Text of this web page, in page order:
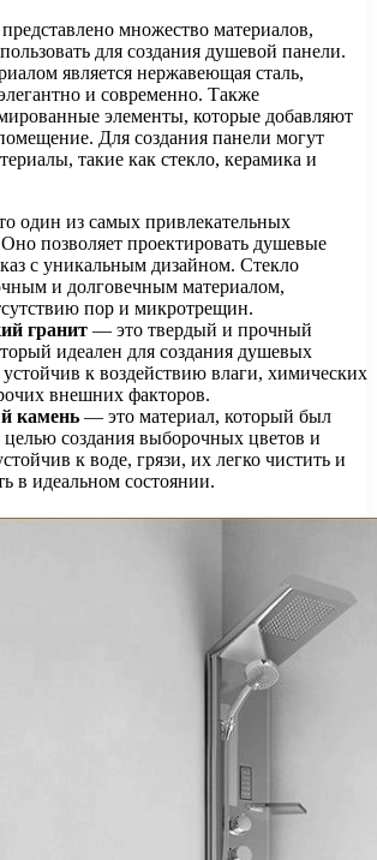
множество материалов,
для создания душевой панели.
является нержавеющая сталь,
и современно. Также
элементы, которые добавляют
Для создания панели могут
такие как стекло, керамика и
один из самых привлекательных
позволяет проектировать душевые
с уникальным дизайном. Стекло
и долговечным материалом,
пор и микротрещин.
гранит — это твердый и прочный
идеален для создания душевых
к воздействию влаги, химических
внешних факторов.
камень — это материал, который был
целью создания выборочных цветов и
к воде, грязи, их легко чистить и
в идеальном состоянии.